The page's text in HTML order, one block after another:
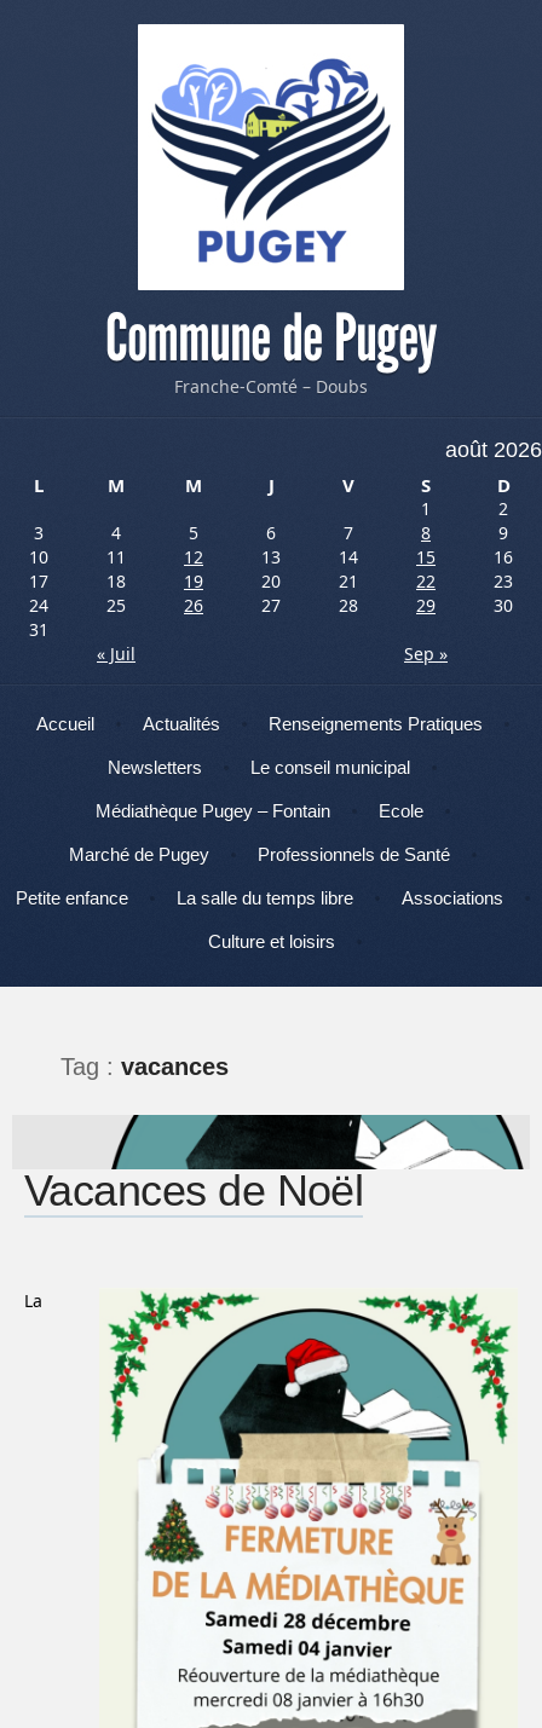
Commune de Pugey
Franche-Comté – Doubs
août 2026
L
M M J V S D
1
2
3
4 5 6 7 8
9
10
11 12 13 14 15
16
17
18 19 20 21 22
23
24
25 26 27 28 29
30
31
« Juil
Sep »
Menu
Aller au contenu
Accueil Actualités Renseignements Pratiques
Newsletters Le conseil municipal
Médiathèque Pugey – Fontain Ecole
Marché de Pugey Professionnels de Santé
Petite enfance La salle du temps libre Associations
Culture et loisirs
Tag : vacances
Vacances de Noël
La